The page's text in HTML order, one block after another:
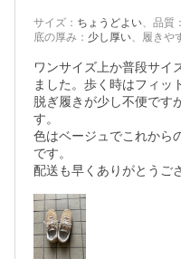
サイズ ： ちょうどよい、 品質 ：
底の厚み ： 少し厚い、 履きや
ワンサイズ上か普段サイ
ました。歩く時はフィッ
脱ぎ履きが少し不便です
す。
色はベージュでこれから
です。
配送も早くありがとうご